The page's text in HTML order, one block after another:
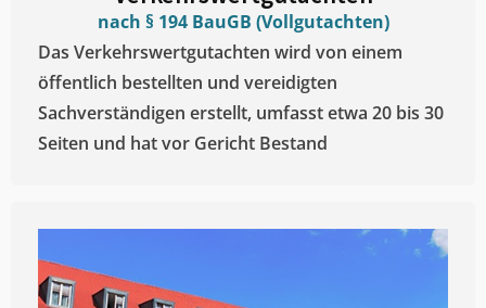
nach § 194 BauGB (Vollgutachten)
Das Verkehrswertgutachten wird von einem
öffentlich bestellten und vereidigten
Sachverständigen erstellt, umfasst etwa 20 bis 30
Seiten und hat vor Gericht Bestand